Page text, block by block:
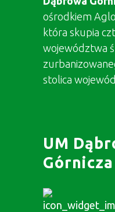
ośrodkiem
która skupia
województwa
stolica
UM
Górnicza